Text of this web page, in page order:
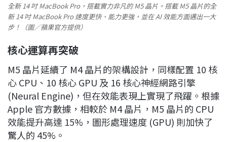
全新 14 吋 MacBook Pro，搭載實力非凡的 M5 晶片。搭載 M5 晶片的全
新 14 吋 MacBook Pro 速度更快、能力更強，並在 AI 效能方面邁出一大
步！（圖／蘋果官方提供）
核心運算再突破
M5 晶片延續了 M4 晶片的架構設計，同樣配置 10 核
心 CPU、10 核心 GPU 及 16 核心神經網路引擎
(Neural Engine)，但在效能表現上實現了飛躍。根據
Apple 官方數據，相較於 M4 晶片，M5 晶片的 CPU
效能提升高達 15%，圖形處理速度 (GPU) 則加快了
驚人的 45%。